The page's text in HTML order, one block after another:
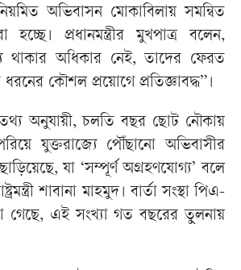
অভিবাসন মোকাবিলায় সমন্বিত
প্রধানমন্ত্রীর মুখপাত্র বলেন,
থাকার অধিকার নেই, তাদের ফেরত
কৌশল প্রয়োগে প্রতিজ্ঞাবদ্ধ”।
তথ্য অনুযায়ী, চলতি বছর ছোট নৌকায়
যুক্তরাজ্যে পৌঁছানো অভিবাসীর
যা ‘সম্পূর্ণ অগ্রহণযোগ্য’ বলে
শাবানা মাহমুদ। বার্তা সংস্থা পিএ-
গেছে, এই সংখ্যা গত বছরের তুলনায়